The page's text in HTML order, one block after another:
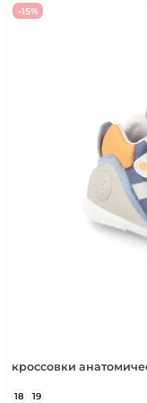
кроссовки
18 19
-15%